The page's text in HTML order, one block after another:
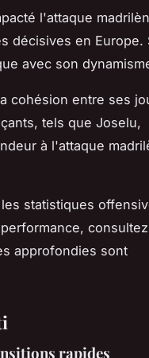
l'attaque
décisives en Europe.
avec son
cohésion entre ses
tels que Joselu,
à l'attaque
statistiques
approfondies sont
rapides